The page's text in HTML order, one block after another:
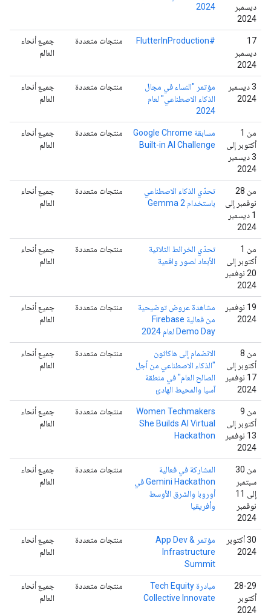
ديسمبر
2024
2024
‫17
ديسمبر
2024
#FlutterInProduction منتجات متعددة
جميع أنحاء
العالم
‫3 ديسمبر
2024
مؤتمر "النساء في مجال
الذكاء الاصطناعي" لعام
2024
منتجات متعددة
جميع أنحاء
العالم
من 1
أكتوبر إلى
3 ديسمبر
2024
مسابقة Google Chrome
Built-in AI Challenge
منتجات متعددة
جميع أنحاء
العالم
من 28
نوفمبر إلى
1 ديسمبر
2024
تحدّي الذكاء الاصطناعي
باستخدام Gemma 2
منتجات متعددة
جميع أنحاء
العالم
من 1
أكتوبر إلى
20 نوفمبر
2024
تحدّي الخرائط الثلاثية
الأبعاد لصور واقعية
منتجات متعددة
جميع أنحاء
العالم
‫19 نوفمبر
2024
مشاهدة عروض توضيحية
من فعالية Firebase
Demo Day لعام 2024
منتجات متعددة
جميع أنحاء
العالم
من 8
أكتوبر إلى
17 نوفمبر
2024
الانضمام إلى هاكاثون
"الذكاء الاصطناعي من أجل
الصالح العام" في منطقة
آسيا والمحيط الهادئ
منتجات متعددة
جميع أنحاء
العالم
من 9
أكتوبر إلى
13 نوفمبر
2024
Women Techmakers
She Builds AI Virtual
Hackathon
منتجات متعددة
جميع أنحاء
العالم
من 30
سبتمبر
إلى 11
نوفمبر
2024
المشاركة في فعالية
Gemini Hackathon في
أوروبا والشرق الأوسط
وأفريقيا
منتجات متعددة
جميع أنحاء
العالم
‫30 أكتوبر
2024
مؤتمر App Dev &
Infrastructure
Summit
منتجات متعددة
جميع أنحاء
العالم
‫28-29
أكتوبر
2024
مبادرة Tech Equity
Collective Innovate
منتجات متعددة
جميع أنحاء
العالم